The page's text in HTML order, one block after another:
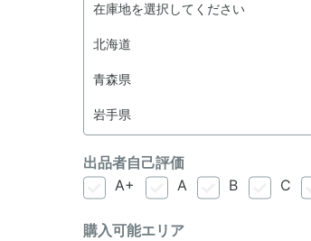
出品者自己評価
A+
A B C
購入可能エリア